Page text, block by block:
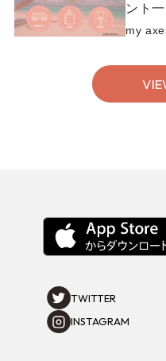
ント
my
TWITTER
INSTAGRAM